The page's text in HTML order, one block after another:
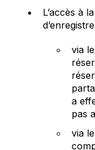
L’accès à
via
a
pas
via